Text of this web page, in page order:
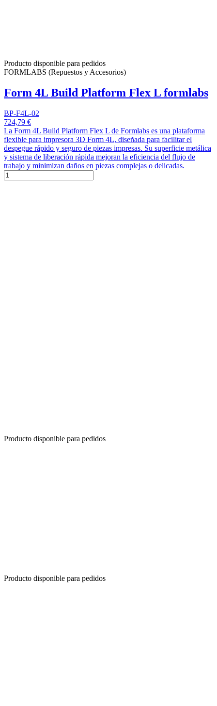
Producto disponible para pedidos
FORMLABS (Repuestos y Accesorios)
Form 4L Build Platform Flex L formlabs
BP-F4L-02
724,79 €
La Form 4L Build Platform Flex L de Formlabs es una plataforma
flexible para impresora 3D Form 4L, diseñada para facilitar el
despegue rápido y seguro de piezas impresas. Su superficie metálica
y sistema de liberación rápida mejoran la eficiencia del flujo de
trabajo y minimizan daños en piezas complejas o delicadas.
Producto disponible para pedidos
Producto disponible para pedidos